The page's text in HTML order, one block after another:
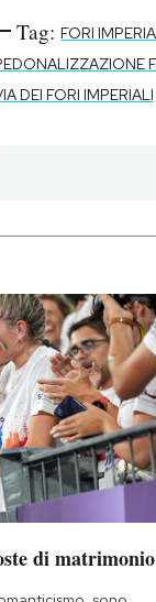
Tag: FORI
DEI FORI IMPERIALI
di matrimonio